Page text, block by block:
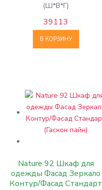
(Ш*В*Г)
39113
В КОРЗИНУ
Nature 92 Шкаф для
одежды Фасад Зеркало
Контур/Фасад Стандарт